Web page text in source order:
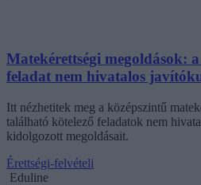
Matekérettségi megoldások:
feladat nem hivatalos
Itt nézhetitek meg a középszintű
található kötelező feladatok nem
kidolgozott megoldásait.
Érettségi-felvételi
Eduline